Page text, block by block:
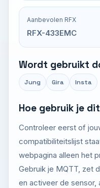
Aanbevolen RFX
RFX-433EMC
Wordt gebruikt
Jung Gira Insta
Hoe gebruik je
Controleer eerst of
compatibiliteitslijst
webpagina alleen het
Gebruik je MQTT, zet
en activeer de sensor,